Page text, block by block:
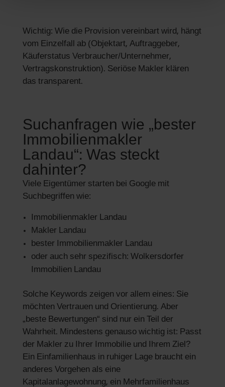
Wichtig: Wie die Provision vereinbart wird, hängt
vom Einzelfall ab (Objektart, Auftraggeber,
Käuferstatus Verbraucher/Unternehmer,
Vertragskonstruktion). Seriöse Makler klären
das transparent.
Suchanfragen wie „bester
Immobilienmakler
Landau“: Was steckt
dahinter?
Viele Eigentümer starten bei Google mit
Suchbegriffen wie:
Immobilienmakler Landau
Makler Landau
bester Immobilienmakler Landau
oder auch sehr spezifisch: Wolkersdorfer
Immobilien Landau
Solche Keywords zeigen vor allem eines: Sie
möchten Vertrauen und Orientierung. Aber
„beste Bewertungen“ sind nur ein Teil der
Wahrheit. Mindestens genauso wichtig ist: Passt
der Makler zu Ihrer Immobilie und Ihrem Ziel?
Ein Einfamilienhaus in ruhiger Lage braucht ein
anderes Vorgehen als eine
Kapitalanlagewohnung, ein Mehrfamilienhaus